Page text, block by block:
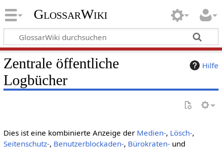
GlossarWiki
Hilfe
Zentrale öffentliche
Logbücher
Dies ist eine kombinierte Anzeige der Medien-, Lösch-,
Seitenschutz-, Benutzerblockaden-, Bürokraten-und